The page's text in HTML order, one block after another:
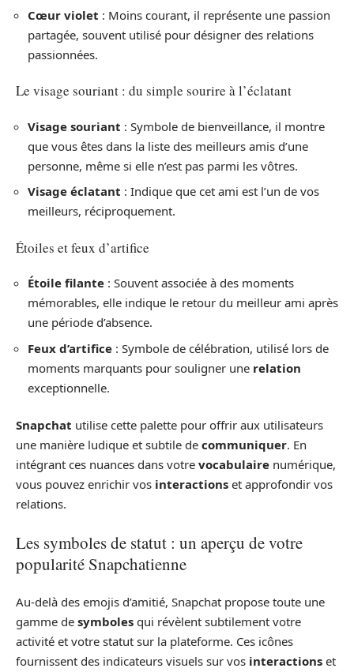
Cœur violet : Moins courant, il représente une passion
partagée, souvent utilisé pour désigner des relations
passionnées.
Le visage souriant : du simple sourire à l’éclatant
Visage souriant : Symbole de bienveillance, il montre
que vous êtes dans la liste des meilleurs amis d’une
personne, même si elle n’est pas parmi les vôtres.
Visage éclatant : Indique que cet ami est l’un de vos
meilleurs, réciproquement.
Étoiles et feux d’artifice
Étoile filante : Souvent associée à des moments
mémorables, elle indique le retour du meilleur ami après
une période d’absence.
Feux d’artifice : Symbole de célébration, utilisé lors de
moments marquants pour souligner une relation
exceptionnelle.
Snapchat utilise cette palette pour offrir aux utilisateurs
une manière ludique et subtile de communiquer. En
intégrant ces nuances dans votre vocabulaire numérique,
vous pouvez enrichir vos interactions et approfondir vos
relations.
Les symboles de statut : un aperçu de votre
popularité Snapchatienne
Au-delà des emojis d’amitié, Snapchat propose toute une
gamme de symboles qui révèlent subtilement votre
activité et votre statut sur la plateforme. Ces icônes
fournissent des indicateurs visuels sur vos interactions et